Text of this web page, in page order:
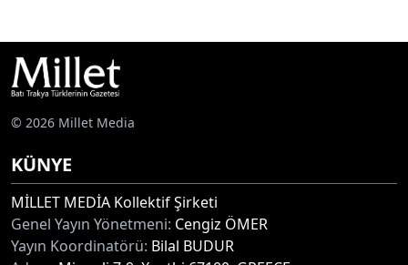
© 2026 Millet Media
KÜNYE
MİLLET MEDİA Kollektif Şirketi
Genel Yayın Yönetmeni: Cengiz ÖMER
Yayın Koordinatörü: Bilal BUDUR